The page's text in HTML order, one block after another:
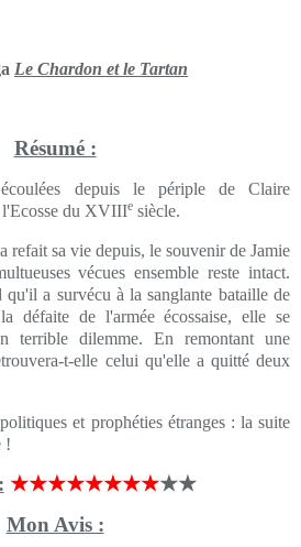
Le Chardon et le Tartan
Résumé :
depuis le périple de Claire
l'Ecosse du XVIIIe siècle.
refait sa vie depuis, le souvenir de Jamie
vécues ensemble reste intact.
qu'il a survécu à la sanglante bataille de
défaite de l'armée écossaise, elle se
terrible dilemme. En remontant une
t-elle celui qu'elle a quitté deux
et prophéties étranges : la suite
!
★★★★★★★★★★
Mon Avis :